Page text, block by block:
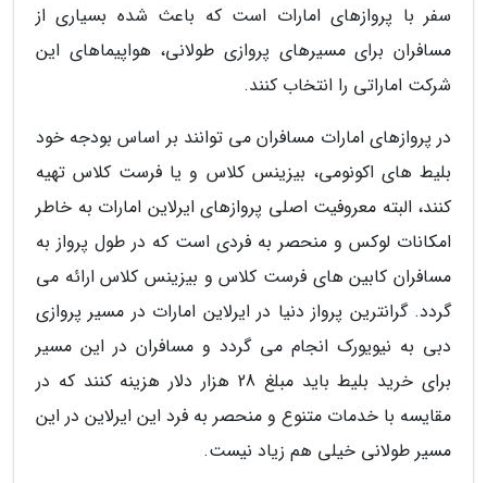
سفر با پروازهای امارات است که باعث شده بسیاری از
مسافران برای مسیرهای پروازی طولانی، هواپیماهای این
شرکت اماراتی را انتخاب کنند.
در پروازهای امارات مسافران می توانند بر اساس بودجه خود
بلیط های اکونومی، بیزینس کلاس و یا فرست کلاس تهیه
کنند، البته معروفیت اصلی پروازهای ایرلاین امارات به خاطر
امکانات لوکس و منحصر به فردی است که در طول پرواز به
مسافران کابین های فرست کلاس و بیزینس کلاس ارائه می
گردد. گرانترین پرواز دنیا در ایرلاین امارات در مسیر پروازی
دبی به نیویورک انجام می گردد و مسافران در این مسیر
برای خرید بلیط باید مبلغ 28 هزار دلار هزینه کنند که در
مقایسه با خدمات متنوع و منحصر به فرد این ایرلاین در این
مسیر طولانی خیلی هم زیاد نیست.